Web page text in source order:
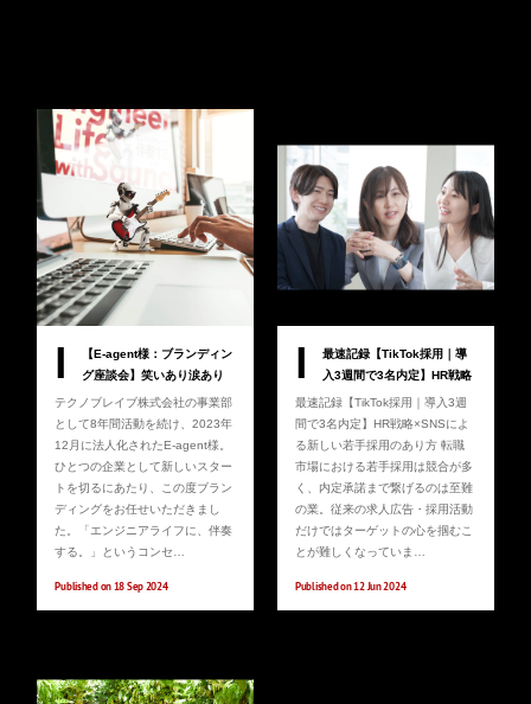
I
【E-agent様：ブランディン
グ座談会】笑いあり涙あり
のプロジェクト秘話
テクノブレイブ株式会社の事業部
として8年間活動を続け、2023年
12月に法人化されたE-agent様。
ひとつの企業として新しいスター
トを切るにあたり、この度ブラン
ディングをお任せいただきまし
た。「エンジニアライフに、伴奏
する。」というコンセ…
Published on 18 Sep 2024
I
最速記録【TikTok採用｜導
入3週間で3名内定】HR戦略
×SNSによる新しい若手採用
のあり方
最速記録【TikTok採用｜導入3週
間で3名内定】HR戦略×SNSによ
る新しい若手採用のあり方 転職
市場における若手採用は競合が多
く、内定承諾まで繋げるのは至難
の業。従来の求人広告・採用活動
だけではターゲットの心を掴むこ
とが難しくなっていま…
Published on 12 Jun 2024